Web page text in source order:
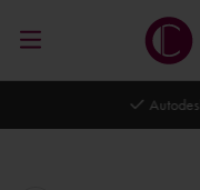
Autodesk Platinum Partner